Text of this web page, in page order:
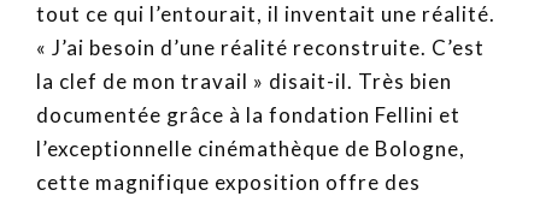
tout ce qui l’entourait, il inventait une réalité.
« J’ai besoin d’une réalité reconstruite. C’est
la clef de mon travail » disait-il. Très bien
documentée grâce à la fondation Fellini et
l’exceptionnelle cinémathèque de Bologne,
cette magnifique exposition offre des